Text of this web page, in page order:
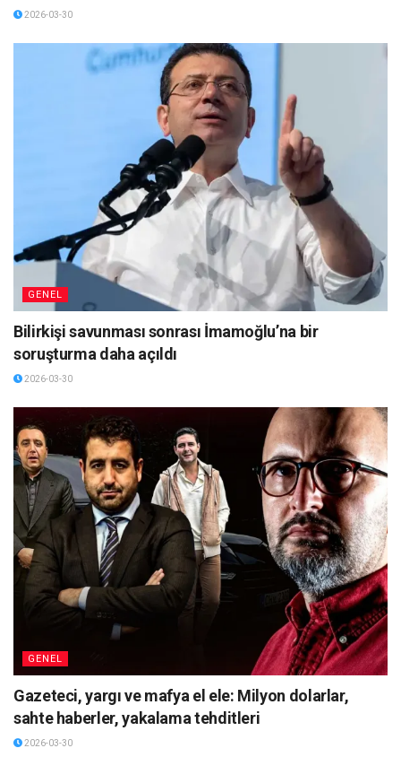
2026-03-30
GENEL
Bilirkişi savunması sonrası İmamoğlu’na bir
soruşturma daha açıldı
2026-03-30
GENEL
Gazeteci, yargı ve mafya el ele: Milyon dolarlar,
sahte haberler, yakalama tehditleri
2026-03-30